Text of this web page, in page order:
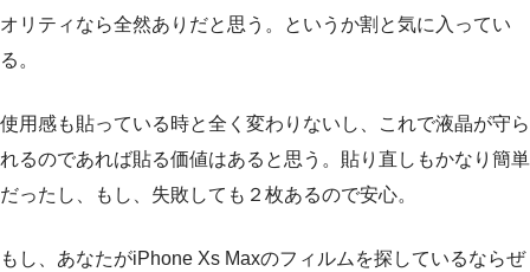
オリティなら全然ありだと思う。というか割と気に入ってい
る。
使用感も貼っている時と全く変わりないし、これで液晶が守ら
れるのであれば貼る価値はあると思う。貼り直しもかなり簡単
だったし、もし、失敗しても２枚あるので安心。
もし、あなたがiPhone Xs Maxのフィルムを探しているならぜ